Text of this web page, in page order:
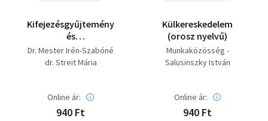
Kifejezésgyűjtemény
és
fogalommeghatározások
II. rész
Dr. Mester Irén-Szabóné
dr. Streit Mária
Online ár:
940 Ft
Külkereskedelem
(orosz nyelvű)
Munkaközösség -
Salusinszky István
Online ár:
940 Ft